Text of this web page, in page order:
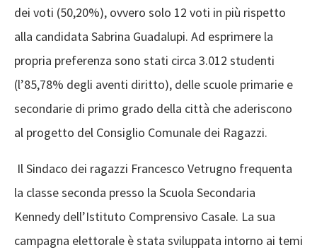
dei voti (50,20%), ovvero solo 12 voti in più rispetto
alla candidata Sabrina Guadalupi. Ad esprimere la
propria preferenza sono stati circa 3.012 studenti
(l’85,78% degli aventi diritto), delle scuole primarie e
secondarie di primo grado della città che aderiscono
al progetto del Consiglio Comunale dei Ragazzi.
Il Sindaco dei ragazzi Francesco Vetrugno frequenta
la classe seconda presso la Scuola Secondaria
Kennedy dell’Istituto Comprensivo Casale. La sua
campagna elettorale è stata sviluppata intorno ai temi